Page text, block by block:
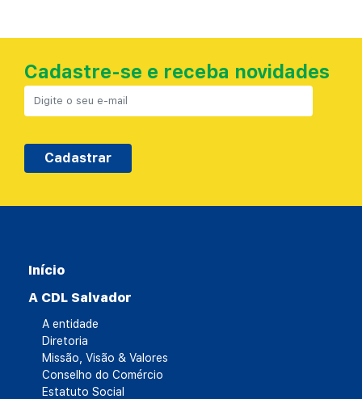
Cadastre-se e receba novidades
Cadastrar
Início
A CDL Salvador
A entidade
Diretoria
Missão, Visão & Valores
Conselho do Comércio
Estatuto Social